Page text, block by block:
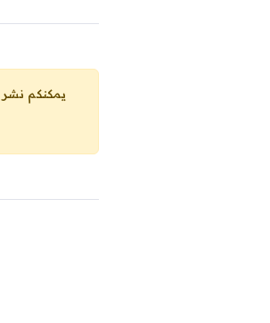
يمكنكم نشر مقتطفات من